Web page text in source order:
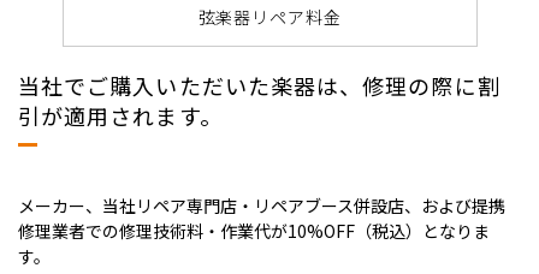
弦楽器リペア料金
当社でご購入いただいた楽器は、修理の際に割
引が適用されます。
メーカー、当社リペア専門店・リペアブース併設店、および提携
修理業者での修理技術料・作業代が10%OFF（税込）となりま
す。